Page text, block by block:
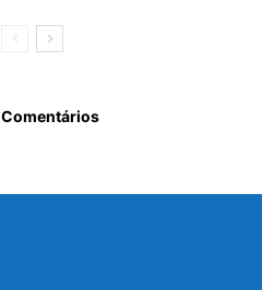
Comentários